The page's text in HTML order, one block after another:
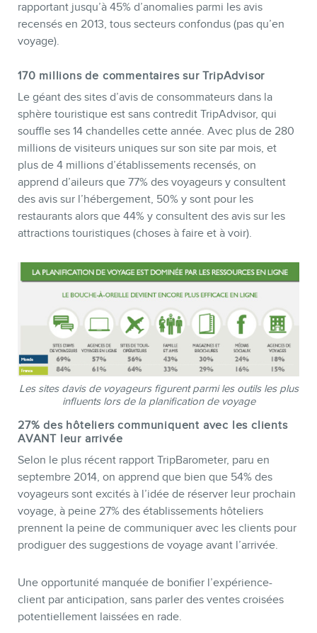
rapportant jusqu’à 45% d’anomalies parmi les avis
recensés en 2013, tous secteurs confondus (pas qu’en
voyage).
170 millions de commentaires sur TripAdvisor
Le géant des sites d’avis de consommateurs dans la
sphère touristique est sans contredit TripAdvisor, qui
souffle ses 14 chandelles cette année. Avec plus de 280
millions de visiteurs uniques sur son site par mois, et
plus de 4 millions d’établissements recensés, on
apprend d’aileurs que 77% des voyageurs y consultent
des avis sur l’hébergement, 50% y sont pour les
restaurants alors que 44% y consultent des avis sur les
attractions touristiques (choses à faire et à voir).
Les sites davis de voyageurs figurent parmi les outils les plus
influents lors de la planification de voyage
27% des hôteliers communiquent avec les clients
AVANT leur arrivée
Selon le plus récent rapport TripBarometer, paru en
septembre 2014, on apprend que bien que 54% des
voyageurs sont excités à l’idée de réserver leur prochain
voyage, à peine 27% des établissements hôteliers
prennent la peine de communiquer avec les clients pour
prodiguer des suggestions de voyage avant l’arrivée.
Une opportunité manquée de bonifier l’expérience-
client par anticipation, sans parler des ventes croisées
potentiellement laissées en rade.